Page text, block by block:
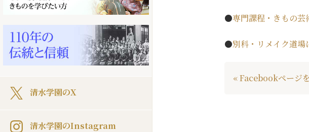
清水学園のX
清水学園のInstagram
●専門課程・きもの芸
●別科・リメイク道場
« Facebookページ